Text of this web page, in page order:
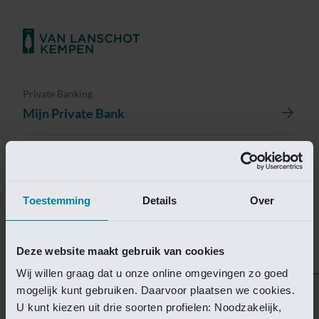
Toestemming Details Over
Deze website maakt gebruik van cookies
Wij willen graag dat u onze online omgevingen zo goed
mogelijk kunt gebruiken. Daarvoor plaatsen we cookies.
U kunt kiezen uit drie soorten profielen: Noodzakelijk,
Private Banking
Mijn Private Bank
Helaas is deze pagina